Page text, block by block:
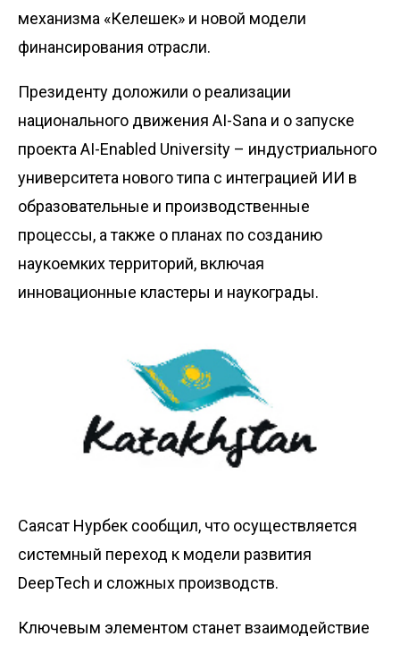
механизма «Келешек» и новой модели
финансирования отрасли.
Президенту доложили о реализации
национального движения AI-Sana и о запуске
проекта AI-Enabled University – индустриального
университета нового типа с интеграцией ИИ в
образовательные и производственные
процессы, а также о планах по созданию
наукоемких территорий, включая
инновационные кластеры и наукограды.
Саясат Нурбек сообщил, что осуществляется
системный переход к модели развития
DeepTech и сложных производств.
Ключевым элементом станет взаимодействие